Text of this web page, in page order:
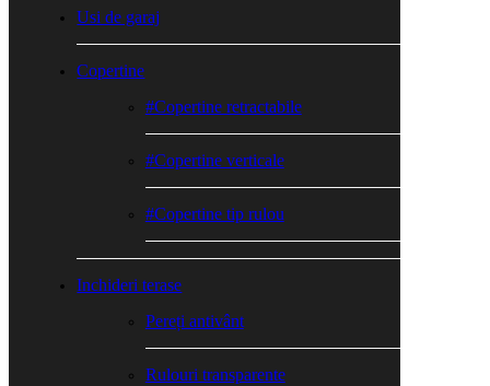
Usi de garaj
Copertine
#Copertine retractabile
#Copertine verticale
#Copertine tip rulou
Inchideri terase
Pereți antivânt
Rulouri transparente